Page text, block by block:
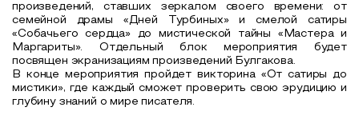
произведений, ставших зеркалом своего времени: от
семейной драмы «Дней Турбиных» и смелой сатиры
«Собачьего сердца» до мистической тайны «Мастера и
Маргариты». Отдельный блок мероприятия будет
посвящен экранизациям произведений Булгакова.
В конце мероприятия пройдет викторина «От сатиры до
мистики», где каждый сможет проверить свою эрудицию и
глубину знаний о мире писателя.